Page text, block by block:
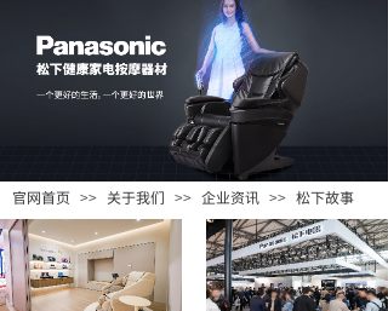
官网首页 >> 关于我们 >> 企业资讯 >> 松下故事